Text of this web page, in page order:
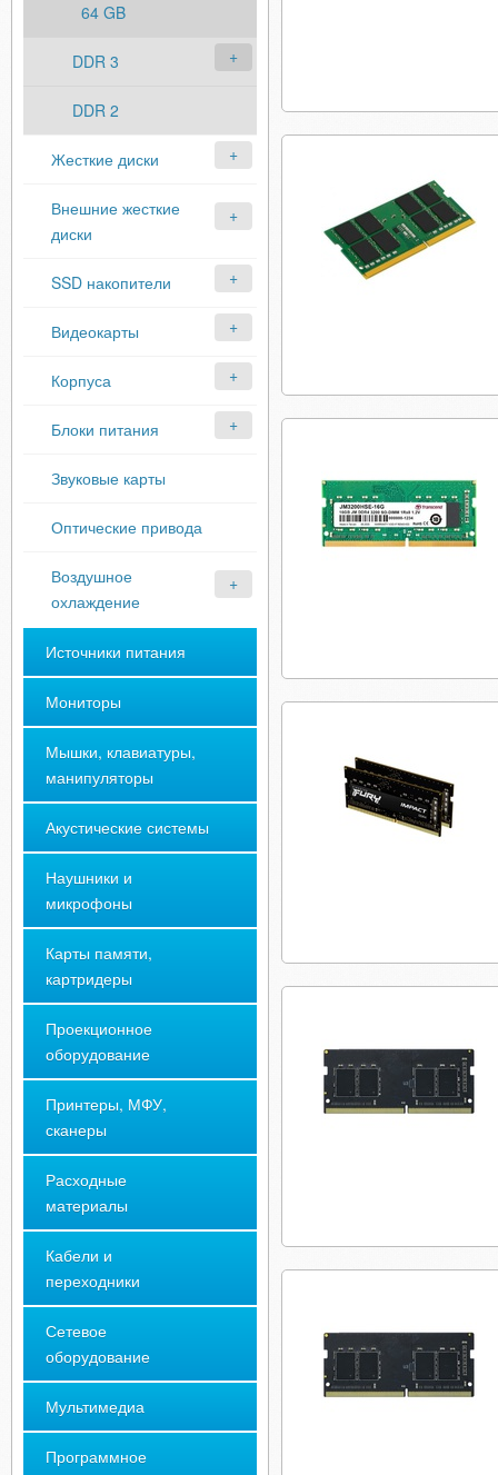
64 GB
DDR 3
DDR 2
Жесткие диски
Внешние жесткие
диски
SSD накопители
Видеокарты
Корпуса
Блоки питания
Звуковые карты
Оптические привода
Воздушное
охлаждение
Источники питания
Мониторы
Мышки, клавиатуры,
манипуляторы
Акустические системы
Наушники и
микрофоны
Карты памяти,
картридеры
Проекционное
оборудование
Принтеры, МФУ,
сканеры
Расходные
материалы
Кабели и
переходники
Сетевое
оборудование
Мультимедиа
Программное